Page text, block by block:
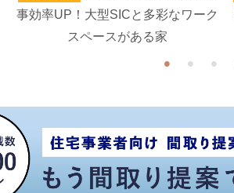
事効率UP！大型SICと多彩なワーク
スペースがある家